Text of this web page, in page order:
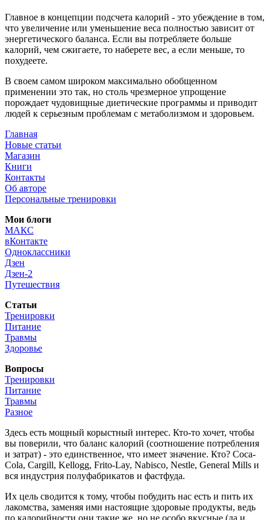
Главное в концепции подсчета калорий - это убеждение в том,
что увеличение или уменьшение веса полностью зависит от
энергетического баланса. Если вы потребляете больше
калорий, чем сжигаете, то наберете вес, а если меньше, то
похудеете.
В своем самом широком максимально обобщенном
применении это так, но столь чрезмерное упрощение
порождает чудовищные диетические программы и приводит
людей к серьезным проблемам с метаболизмом и здоровьем.
Главная
Новые статьи
Магазин
Книги
Контакты
Об авторе
Персональные тренировки
Мои блоги
МАКС
вКонтакте
Одноклассники
Дзен
Дзен-2
Путешествия
Статьи
Тренировки
Питание
Травмы
Здоровье
Вопросы
Тренировки
Питание
Травмы
Разное
Здесь есть мощный корыстный интерес. Кто-то хочет, чтобы
вы поверили, что баланс калорий (соотношение потребления
и затрат) - это единственное, что имеет значение. Кто? Coca-
Cola, Cargill, Kellogg, Frito-Lay, Nabisco, Nestle, General Mills и
вся индустрия полуфабрикатов и фастфуда.
Их цель сводится к тому, чтобы побудить нас есть и пить их
лакомства, заменяя ими настоящие здоровые продукты, ведь
по калорийности они такие же, но не особо вкусные (да и